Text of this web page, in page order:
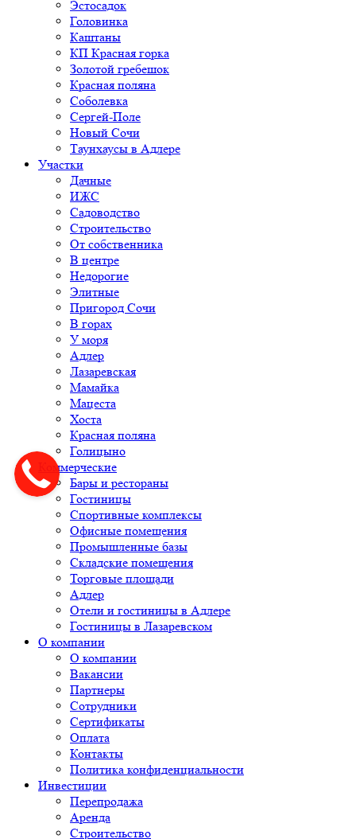
Эстосадок
Головинка
Каштаны
КП Красная горка
Золотой гребешок
Красная поляна
Соболевка
Сергей-Поле
Новый Сочи
Таунхаусы в Адлере
Участки
Дачные
ИЖС
Садоводство
Строительство
От собственника
В центре
Недорогие
Элитные
Пригород Сочи
В горах
У моря
Адлер
Лазаревская
Мамайка
Мацеста
Хоста
Красная поляна
Голицыно
Коммерческие
Бары и рестораны
Гостиницы
Спортивные комплексы
Офисные помещения
Промышленные базы
Складские помещения
Торговые площади
Адлер
Отели и гостиницы в Адлере
Гостиницы в Лазаревском
О компании
О компании
Вакансии
Партнеры
Сотрудники
Сертификаты
Оплата
Контакты
Политика конфиденциальности
Инвестиции
Перепродажа
Аренда
Строительство